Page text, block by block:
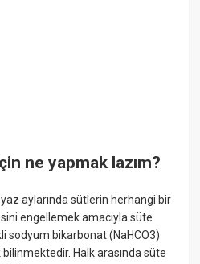
ne yapmak lazım?
aylarında sütlerin herhangi bir
engellemek amacıyla süte
sodyum bikarbonat (NaHCO3)
Halk arasında süte